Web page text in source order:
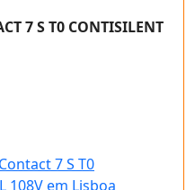
7 S T0 CONTISILENT